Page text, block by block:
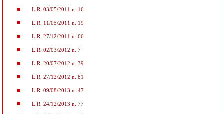
L.R. 03/05/2011 n. 16
L.R. 11/05/2011 n. 19
L.R. 27/12/2011 n. 66
L.R. 02/03/2012 n. 7
L.R. 20/07/2012 n. 39
L.R. 27/12/2012 n. 81
L.R. 09/08/2013 n. 47
L.R. 24/12/2013 n. 77